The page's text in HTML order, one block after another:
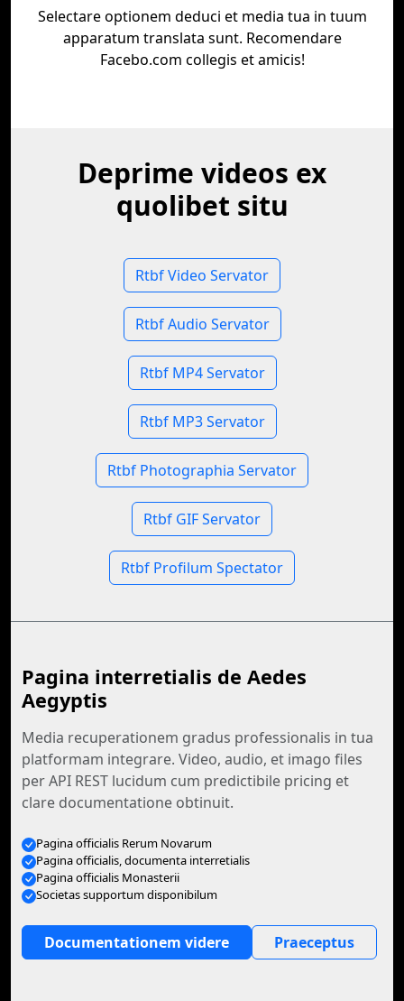
Selectare optionem deduci et media tua in tuum
apparatum translata sunt. Recomendare
Facebo.com collegis et amicis!
Deprime videos ex
quolibet situ
Rtbf Video Servator
Rtbf Audio Servator
Rtbf MP4 Servator
Rtbf MP3 Servator
Rtbf Photographia Servator
Rtbf GIF Servator
Rtbf Profilum Spectator
Pagina interretialis de Aedes
Aegyptis
Media recuperationem gradus professionalis in tua
platformam integrare. Video, audio, et imago files
per API REST lucidum cum predictibile pricing et
clare documentatione obtinuit.
Pagina officialis Rerum Novarum
Pagina officialis, documenta interretialis
Pagina officialis Monasterii
Societas supportum disponibilum
Documentationem videre Praeceptus